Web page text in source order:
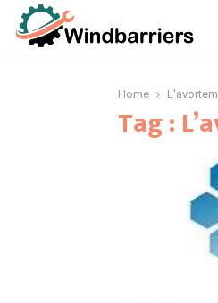
Home
Tag :